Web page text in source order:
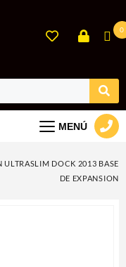
0
MENÚ
ULTRASLIM DOCK 2013 BASE
DE EXPANSION